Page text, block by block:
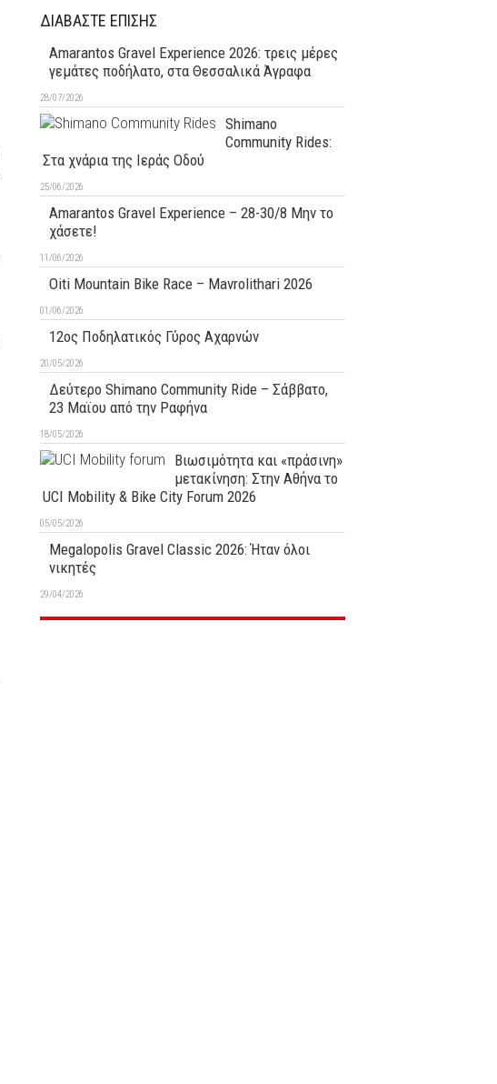
ΔΙΑΒΑΣΤΕ ΕΠΙΣΗΣ
Amarantos Gravel Experience 2026: τρεις μέρες
γεμάτες ποδήλατο, στα Θεσσαλικά Άγραφα
28/07/2026
Shimano
Community Rides:
Στα χνάρια της Ιεράς Οδού
25/06/2026
Amarantos Gravel Experience – 28-30/8 Μην το
χάσετε!
11/06/2026
Oiti Mountain Bike Race – Mavrolithari 2026
01/06/2026
12ος Ποδηλατικός Γύρος Αχαρνών
20/05/2026
Δεύτερo Shimano Community Ride – Σάββατο,
23 Μαϊου από την Ραφήνα
18/05/2026
Βιωσιμότητα και «πράσινη»
μετακίνηση: Στην Αθήνα το
UCI Mobility & Bike City Forum 2026
05/05/2026
Megalopolis Gravel Classic 2026: Ήταν όλοι
νικητές
29/04/2026